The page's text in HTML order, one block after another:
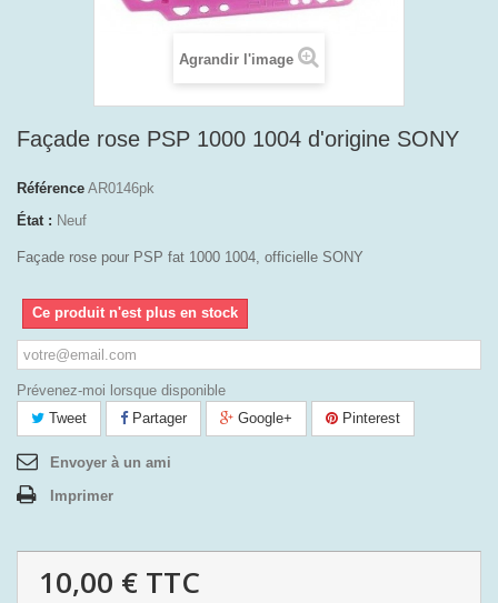
Agrandir l'image
Façade rose PSP 1000 1004 d'origine SONY
Référence AR0146pk
État : Neuf
Façade rose pour PSP fat 1000 1004, officielle SONY
Ce produit n'est plus en stock
Prévenez-moi lorsque disponible
Tweet
Partager Google+ Pinterest
Envoyer à un ami
Imprimer
10,00 € TTC